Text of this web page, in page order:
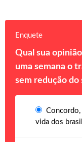
Enquete
Qual sua
uma semana o
sem redução do
Concordo,
vida dos